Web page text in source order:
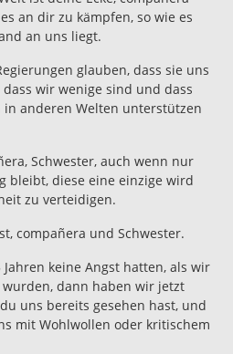
an dir zu kämpfen, so wie es
an uns liegt.
glauben, dass sie uns
wir wenige sind und dass
anderen Welten unterstützen
Schwester, auch wenn nur
bleibt, diese eine einzige wird
zu verteidigen.
compañera und Schwester.
keine Angst hatten, als wir
dann haben wir jetzt
uns bereits gesehen hast, und
mit Wohlwollen oder kritischem